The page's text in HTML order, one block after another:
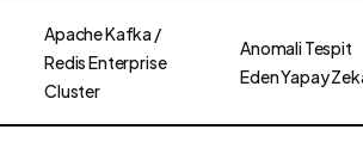
Apache Kafka /
Redis Enterprise
Cluster
Anomali Tespit
Eden Yapay